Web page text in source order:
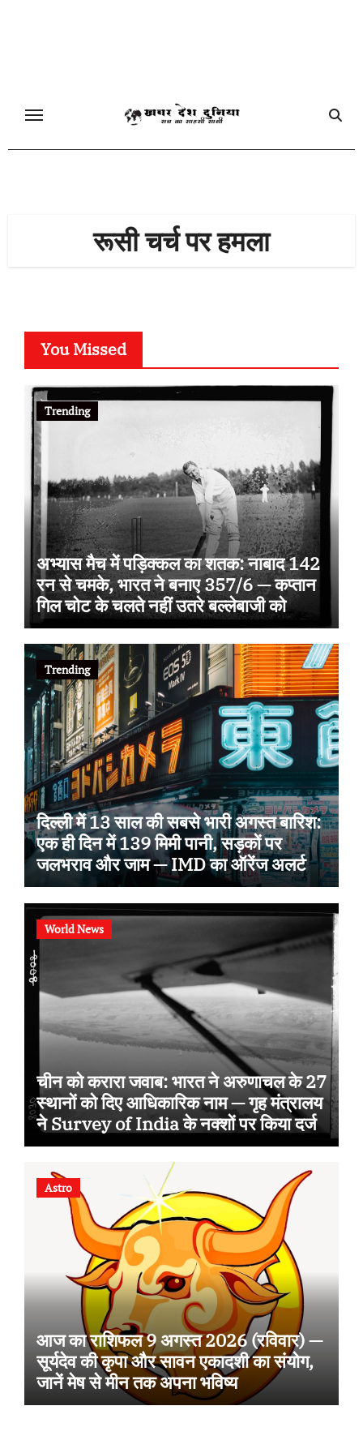
रूसी चर्च पर हमला
You Missed
Trending
अभ्यास मैच में पड़िक्कल का शतक: नाबाद 142
रन से चमके, भारत ने बनाए 357/6 — कप्तान
गिल चोट के चलते नहीं उतरे बल्लेबाजी को
Trending
दिल्ली में 13 साल की सबसे भारी अगस्त बारिश:
एक ही दिन में 139 मिमी पानी, सड़कों पर
जलभराव और जाम — IMD का ऑरेंज अलर्ट
World News
चीन को करारा जवाब: भारत ने अरुणाचल के 27
स्थानों को दिए आधिकारिक नाम — गृह मंत्रालय
ने Survey of India के नक्शों पर किया दर्ज
Astro
आज का राशिफल 9 अगस्त 2026 (रविवार) —
सूर्यदेव की कृपा और सावन एकादशी का संयोग,
जानें मेष से मीन तक अपना भविष्य